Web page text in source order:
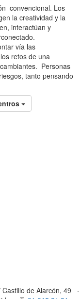
convencional. Los
la creatividad y la
interactúan y
vía las
retos de una
Personas
tanto pensando
de Alarcón, 49 ·